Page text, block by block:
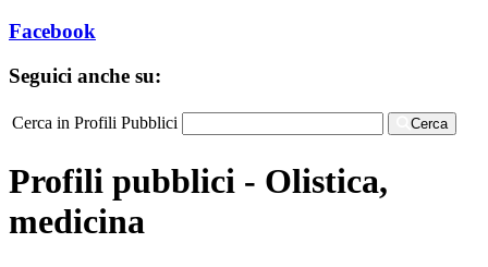
Facebook
Seguici anche su:
Cerca in Profili Pubblici Cerca
Profili pubblici - Olistica,
medicina